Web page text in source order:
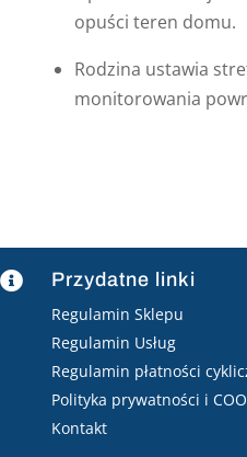
opuści teren domu.
Rodzina ustawia
monitorowania
 Przydatne linki
Regulamin Sklepu
Regulamin Usług
Regulamin płatności
Polityka prywatności i
Kontakt